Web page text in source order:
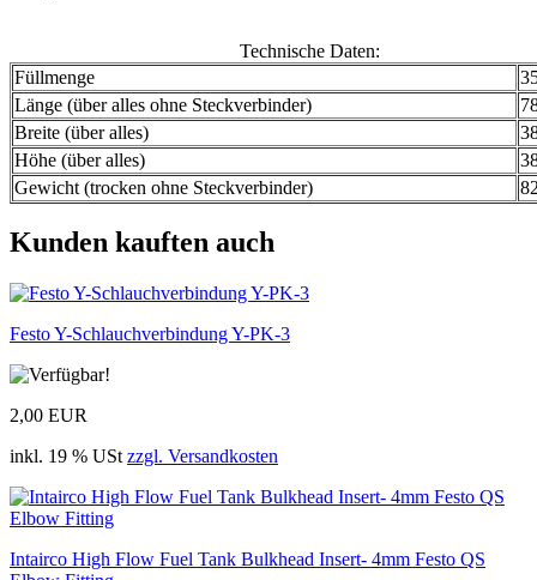
Technische Daten:
Füllmenge
Länge (über alles ohne Steckverbinder)
Breite (über alles)
Höhe (über alles)
Gewicht (trocken ohne Steckverbinder)
Kunden kauften auch
Festo Y-Schlauchverbindung Y-PK-3
2,00 EUR
inkl. 19 % USt zzgl. Versandkosten
Intairco High Flow Fuel Tank Bulkhead Insert- 4mm Festo QS